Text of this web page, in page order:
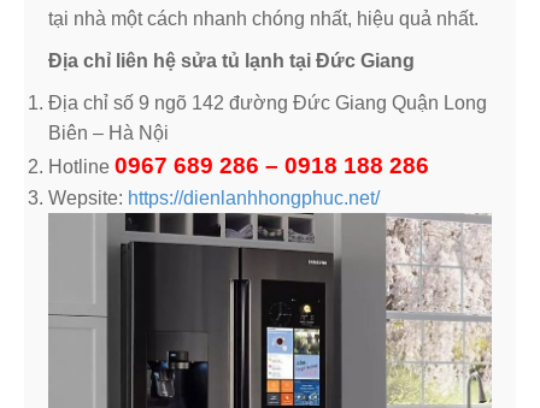
tại nhà một cách nhanh chóng nhất, hiệu quả nhất.
Địa chỉ liên hệ sửa tủ lạnh tại Đức Giang
Địa chỉ số 9 ngõ 142 đường Đức Giang Quận Long
Biên – Hà Nội
Hotline 0967 689 286 – 0918 188 286
Wepsite: https://dienlanhhongphuc.net/